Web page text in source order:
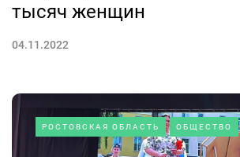
тысяч женщин
04.11.2022
РОСТОВСКАЯ ОБЛАСТЬ ОБЩЕСТВО